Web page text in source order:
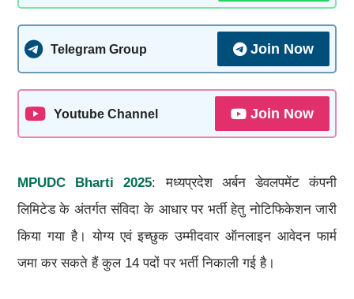
Telegram Group Join Now
Youtube Channel Join Now
MPUDC Bharti 2025: मध्यप्रदेश अर्बन डेवलपमेंट कंपनी
लिमिटेड के अंतर्गत संविदा के आधार पर भर्ती हेतु नोटिफिकेशन जारी
किया गया है। योग्य एवं इच्छुक उम्मीदवार ऑनलाइन आवेदन फार्म
जमा कर सकते हैं कुल 14 पदों पर भर्ती निकाली गई है।